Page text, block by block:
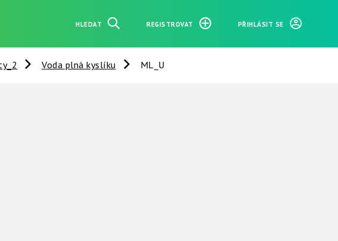
HLEDAT REGISTROVAT PŘIHLÁSIT SE
Voda plná kyslíku ML_U